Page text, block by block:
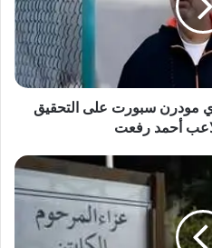
مودرن سبورت على التحقيق
أحمد رفعت